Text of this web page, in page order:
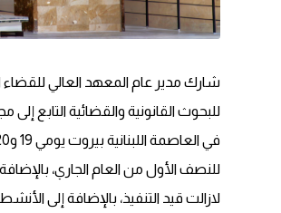
شارك مدير عام المعهد العالي
للبحوث القانونية والقضائية التابع
لازالت قيد التنفيذ، بالإضافة إلى الأنشطة